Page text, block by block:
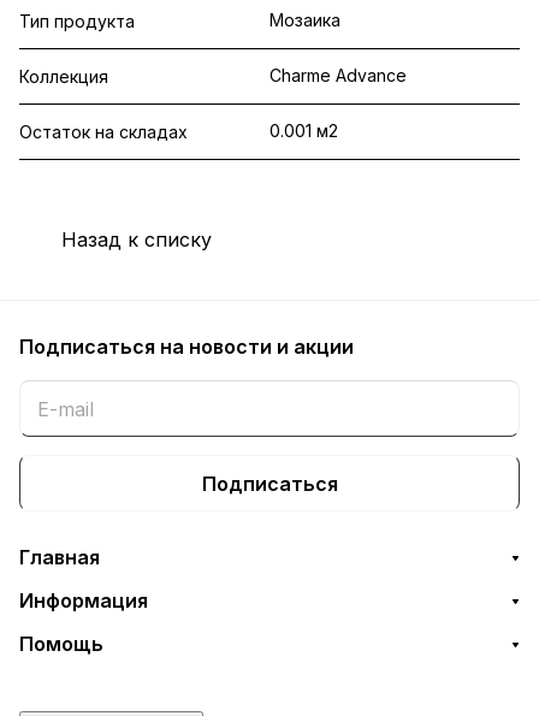
Тип продукта Мозаика
Коллекция Charme Advance
Остаток на складах 0.001 м2
Назад к списку
Подписаться на новости и акции
Подписаться
Главная
Информация
Помощь